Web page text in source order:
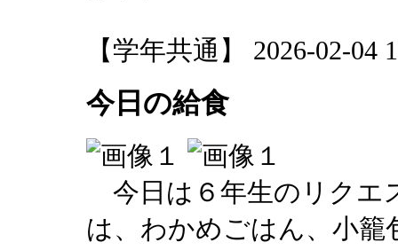
【学年共通】 2026-02-04
今日の給食
今日は６年生のリクエ
は、わかめごはん、小